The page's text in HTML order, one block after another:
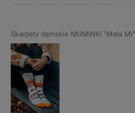
Skarpety damskie MUMINKI "Mała Mi"